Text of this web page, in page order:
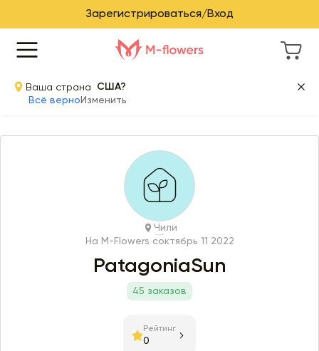
Зарегистрироваться/Вход
Ваша страна
США?
Всё верно Изменить
Чили
На M-Flowers соктябрь 11 2022
PatagoniaSun
45 заказов
Рейтинг
0